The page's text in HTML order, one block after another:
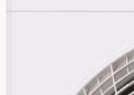
Наружный
Наружный